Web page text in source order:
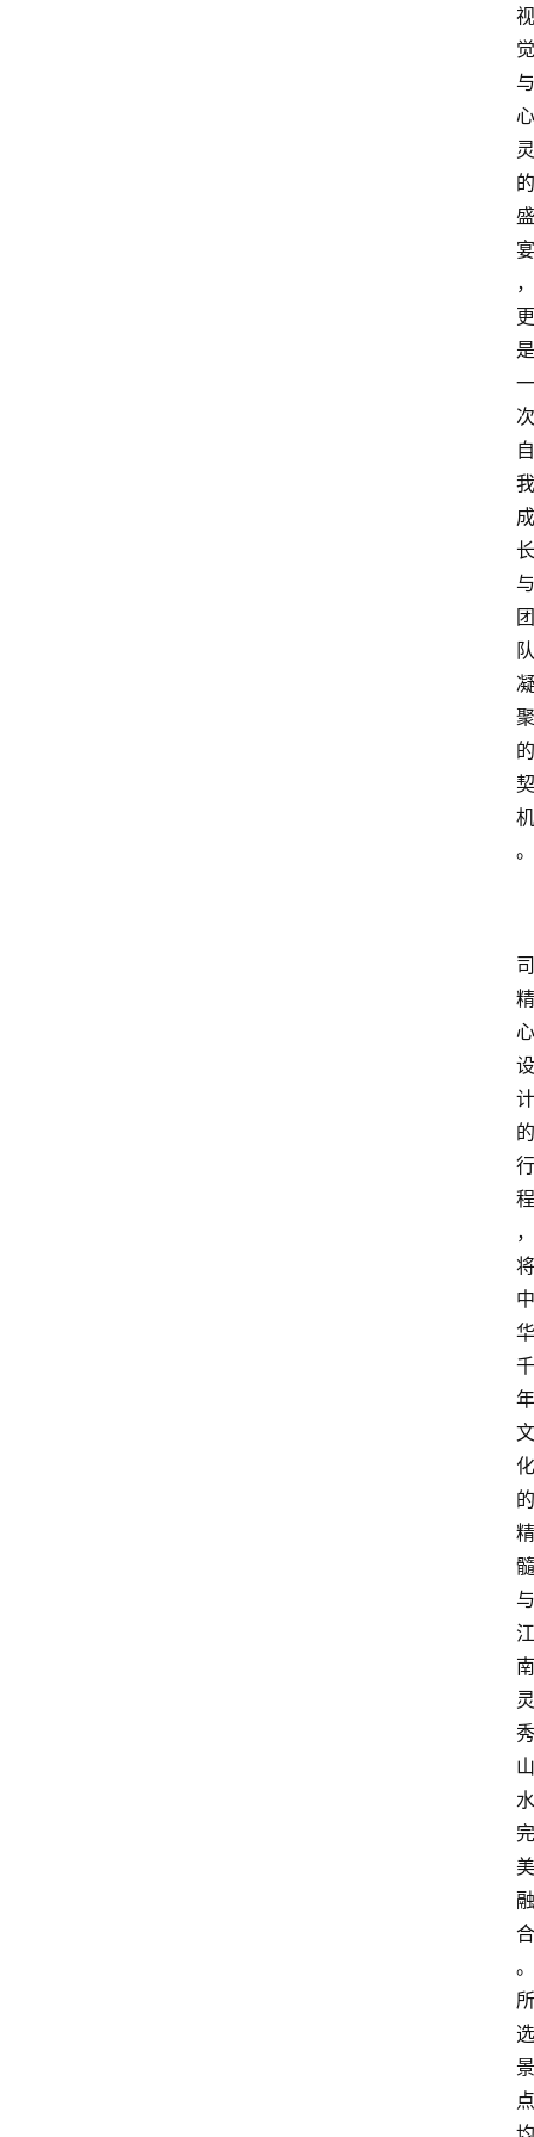
视
觉
与
心
灵
的
盛
宴
，
更
是
一
次
自
我
成
长
与
团
队
凝
聚
的
契
机
。
司
精
心
设
计
的
行
程
，
将
中
华
千
年
文
化
的
精
髓
与
江
南
灵
秀
山
水
完
美
融
合
。
所
选
景
点